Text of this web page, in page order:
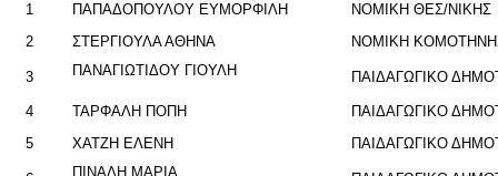
1 ΠΑ­ΠΑ­ΔΟ­ΠΟΥ­ΛΟΥ ΕΥ­ΜΟΡ­ΦΙ­ΛΗ
ΝΟ­ΜΙ­ΚΗ ΘΕΣ/ΝΙΚΗΣ
2
ΣΤΕΡ­ΓΙΟΥ­ΛΑ ΑΘΗΝΑ ΝΟ­ΜΙ­ΚΗ
3 ΠΑ­ΝΑ­ΓΙΩ­ΤΙ­ΔΟΥ ΓΙΟΥ­ΛΗ ΠΑΙ­ΔΑ­ΓΩ­ΓΙ­ΚΟ
4 ΤΑΡ­ΦΑ­ΛΗ ΠΟΠΗ
ΠΑΙ­ΔΑ­ΓΩ­ΓΙ­ΚΟ
5
ΧΑΤΖΗ ΕΛΕΝΗ ΠΑΙ­ΔΑ­ΓΩ­ΓΙ­ΚΟ
ΠΙ­ΝΑ­ΛΗ ΜΑΡΙΑ